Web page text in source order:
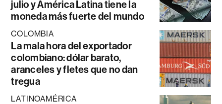
julio y América Latina tiene la
moneda más fuerte del mundo
COLOMBIA
La mala hora del exportador
colombiano: dólar barato,
aranceles y fletes que no dan
tregua
LATINOAMÉRICA